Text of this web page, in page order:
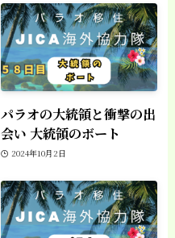
パラオの大統領と衝撃の出
会い 大統領のボート
2024年10月2日